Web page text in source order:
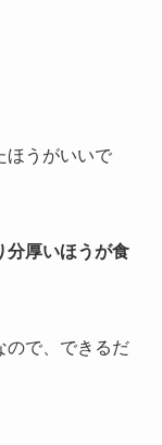
ほうがいいで
分厚いほうが食
ので、できるだ